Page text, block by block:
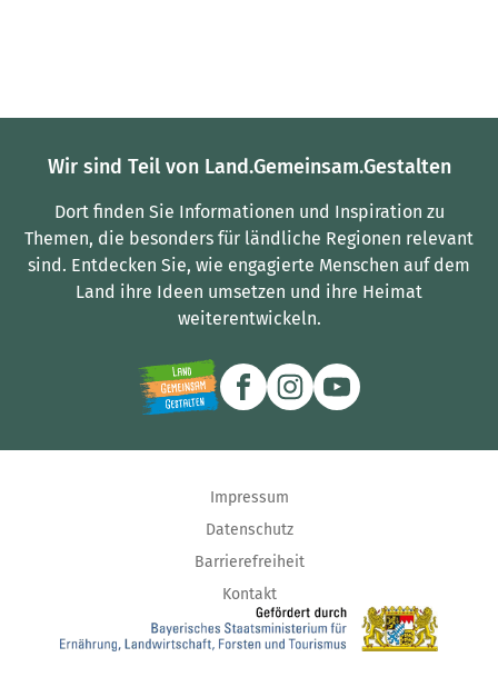
Wir sind Teil von Land.Gemeinsam.Gestalten
Dort finden Sie Informationen und Inspiration zu
Themen, die besonders für ländliche Regionen relevant
sind. Entdecken Sie, wie engagierte Menschen auf dem
Land ihre Ideen umsetzen und ihre Heimat
weiterentwickeln.
Impressum
Datenschutz
Barrierefreiheit
Kontakt